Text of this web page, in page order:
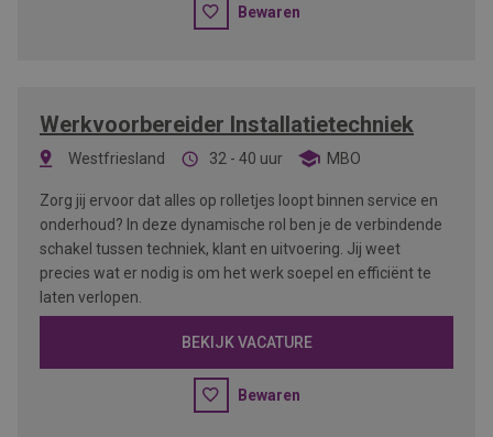
Bewaren
Werkvoorbereider Installatietechniek
Westfriesland 32 - 40 uur MBO
Zorg jij ervoor dat alles op rolletjes loopt binnen service en
onderhoud? In deze dynamische rol ben je de verbindende
schakel tussen techniek, klant en uitvoering. Jij weet
precies wat er nodig is om het werk soepel en efficiënt te
laten verlopen.
BEKIJK VACATURE
Bewaren